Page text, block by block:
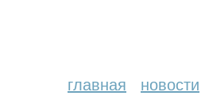
главная новости